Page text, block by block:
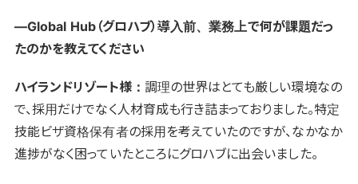
―Global Hub（グロハブ）導入前、業務上で何が課題だっ
たのかを教えてください
ハイランドリゾート様： 調理の世界はとても厳しい環境なの
で、採用だけでなく人材育成も行き詰まっておりました。特定
技能ビザ資格保有者の採用を考えていたのですが、なかなか
進捗がなく困っていたところにグロハブに出会いました。